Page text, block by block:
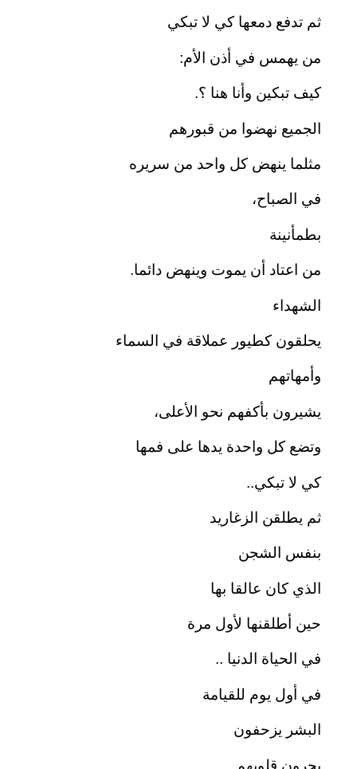
ثم تدفع دمعها كي لا تبكي
من يهمس في أذن الأم:
كيف تبكين وأنا هنا ؟.
الجميع نهضوا من قبورهم
مثلما ينهض كل واحد من سريره
في الصباح،
بطمأنينة
من اعتاد أن يموت وينهض دائما.
الشهداء
يحلقون كطيور عملاقة في السماء
وأمهاتهم
يشيرون بأكفهم نحو الأعلى،
وتضع كل واحدة يدها على فمها
كي لا تبكي..
ثم يطلقن الزغاريد
بنفس الشجن
الذي كان عالقا بها
حين أطلقنها لأول مرة
في الحياة الدنيا ..
في أول يوم للقيامة
البشر يزحفون
يجرون قلوبهم